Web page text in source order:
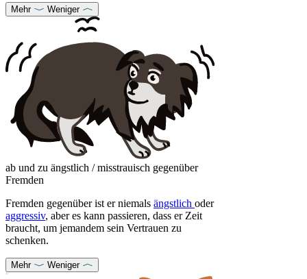
Mehr Weniger
ab und zu ängstlich / misstrauisch gegenüber
Fremden
Fremden gegenüber ist er niemals ängstlich oder
aggressiv, aber es kann passieren, dass er Zeit
braucht, um jemandem sein Vertrauen zu
schenken.
Mehr Weniger